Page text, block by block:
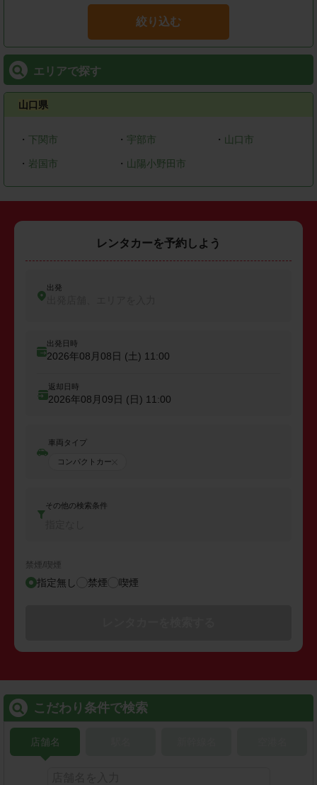
絞り込む
エリアで探す
山口県
・ 下関市 ・ 宇部市 ・ 山口市
・ 岩国市 ・ 山陽小野田市
レンタカーを予約しよう
出発
出発日時
2026年08月08日 (土) 11:00
返却日時
2026年08月09日 (日) 11:00
車両タイプ
コンパクトカー
その他の検索条件
禁煙/喫煙
指定無し 禁煙 喫煙
こだわり条件で検索
店舗名